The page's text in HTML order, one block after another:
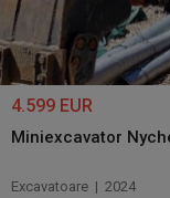
4.599 EUR
Miniexcavator
Excavatoare | 2024